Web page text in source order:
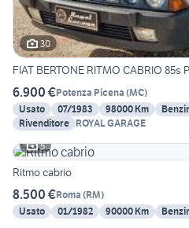
30
FIAT BERTONE RITMO CABRIO 85s
6.900 €Potenza Picena (MC)
Usato
07/1983 98000 Km
Rivenditore ROYAL GARAGE
5
Ritmo cabrio
8.500 €Roma (RM)
Usato
01/1982 90000 Km